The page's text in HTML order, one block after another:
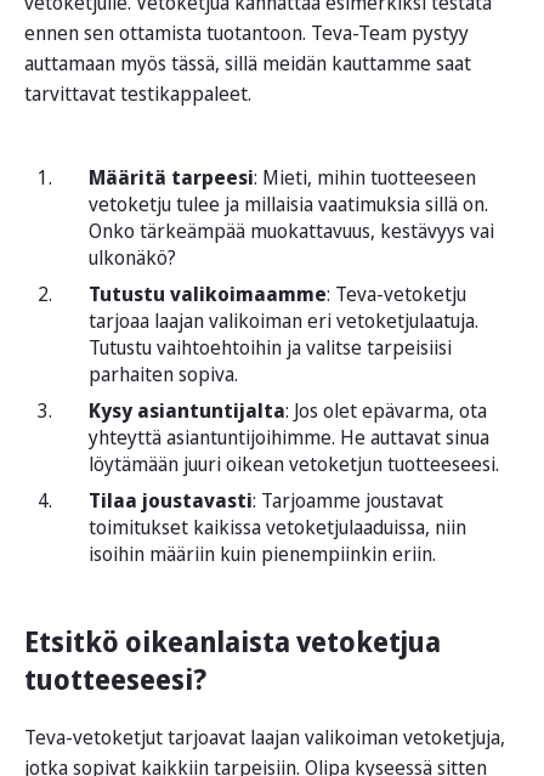
ennen sen ottamista tuotantoon. Teva-Team pystyy
auttamaan myös tässä, sillä meidän kauttamme saat
tarvittavat testikappaleet.
Määritä tarpeesi: Mieti, mihin tuotteeseen
vetoketju tulee ja millaisia vaatimuksia sillä on.
Onko tärkeämpää muokattavuus, kestävyys vai
ulkonäkö?
Tutustu valikoimaamme: Teva-vetoketju
tarjoaa laajan valikoiman eri vetoketjulaatuja.
Tutustu vaihtoehtoihin ja valitse tarpeisiisi
parhaiten sopiva.
Kysy asiantuntijalta: Jos olet epävarma, ota
yhteyttä asiantuntijoihimme. He auttavat sinua
löytämään juuri oikean vetoketjun tuotteeseesi.
Tilaa joustavasti: Tarjoamme joustavat
toimitukset kaikissa vetoketjulaaduissa, niin
isoihin määriin kuin pienempiinkin eriin.
Etsitkö oikeanlaista vetoketjua
tuotteeseesi?
Teva-vetoketjut tarjoavat laajan valikoiman vetoketjuja,
jotka sopivat kaikkiin tarpeisiin. Olipa kyseessä sitten